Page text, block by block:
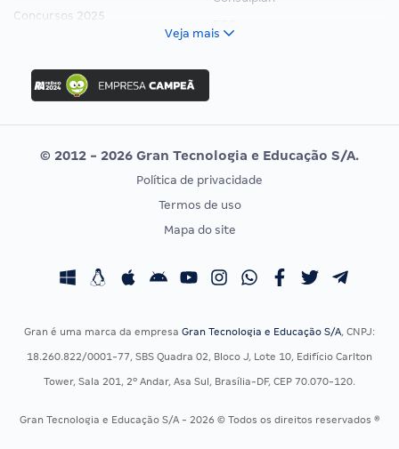
Concursos 2025
Concurso Ibama
Concurso MPU
Editais publicados
Vunesp
CONCURSOS POR PROFISSÃO
Concursos Fiscais
Residência Multiprofissional
EXAME DE ORDEM
Calendário OAB
Veja mais
© 2012 - 2026 Gran Tecnologia e Educação S/A.
Política de privacidade
Termos de uso
Mapa do site
Gran é uma marca da empresa Gran Tecnologia e Educação S/A, CNPJ:
18.260.822/0001-77, SBS Quadra 02, Bloco J, Lote 10, Edifício Carlton
Tower, Sala 201, 2º Andar, Asa Sul, Brasília-DF, CEP 70.070-120.
Gran Tecnologia e Educação S/A - 2026 © Todos os direitos reservados ®